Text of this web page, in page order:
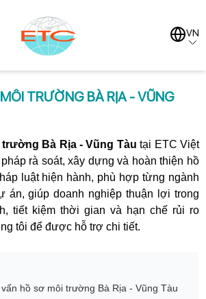
VN
TRƯỜNG BÀ RỊA - VŨNG
Bà Rịa - Vũng Tàu tại ETC Việt
rà soát, xây dựng và hoàn thiện hồ
luật hiện hành, phù hợp từng ngành
án, giúp doanh nghiệp thuận lợi trong
tiết kiệm thời gian và hạn chế rủi ro
tôi để được hỗ trợ chi tiết.
hồ sơ môi trường Bà Rịa - Vũng Tàu